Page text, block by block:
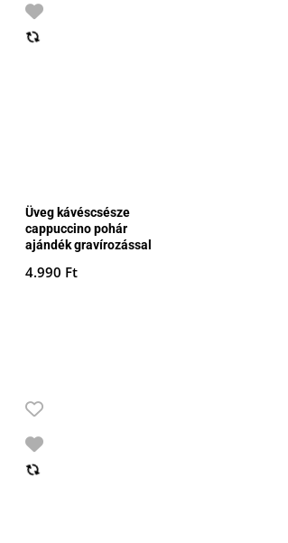
Üveg kávéscsésze
cappuccino pohár
ajándék gravírozással
4.990 Ft